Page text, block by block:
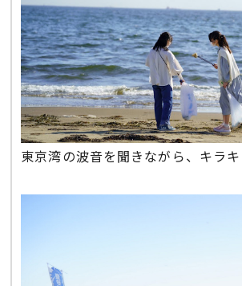
東京湾の波音を聞きながら、キラ